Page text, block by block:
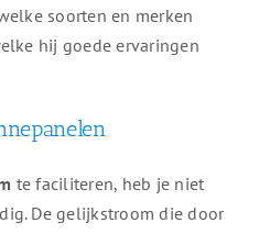
soorten en merken
hij goede ervaringen
te faciliteren, heb je niet
De gelijkstroom die door